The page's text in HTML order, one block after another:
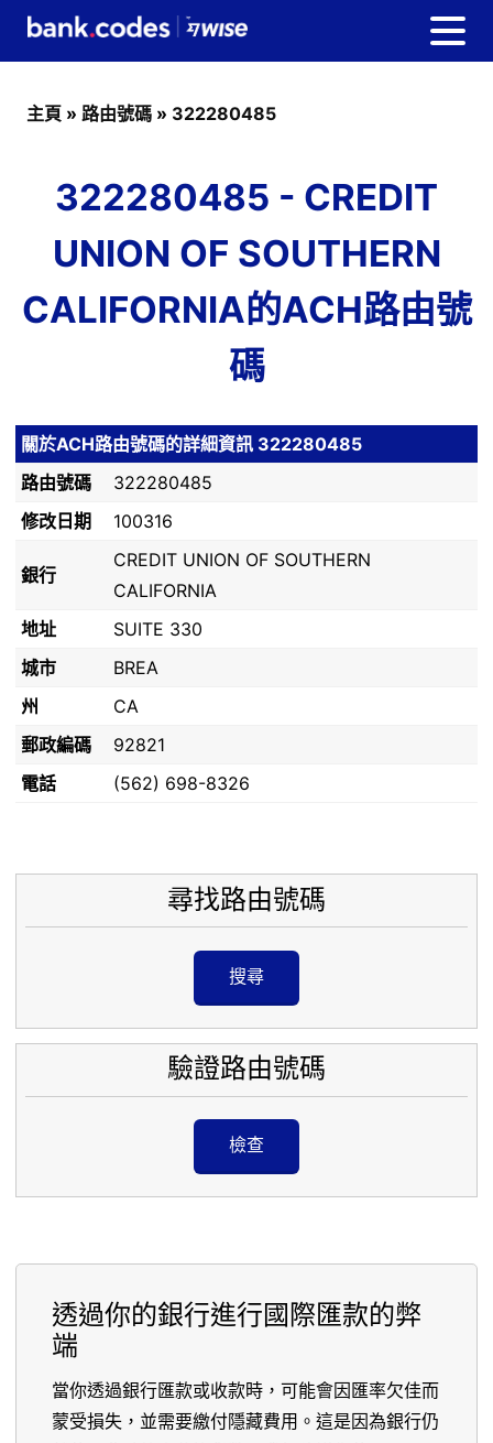
主頁 » 路由號碼 » 322280485
322280485 - CREDIT
UNION OF SOUTHERN
CALIFORNIA的ACH路由號
碼
關於ACH路由號碼的詳細資訊 322280485
路由號碼
322280485
修改日期
100316
銀行
CREDIT UNION OF SOUTHERN
CALIFORNIA
地址
SUITE 330
城市
BREA
州
CA
郵政編碼
92821
電話
(562) 698-8326
尋找路由號碼
搜尋
驗證路由號碼
檢查
透過你的銀行進行國際匯款的弊
端
當你透過銀行匯款或收款時，可能會因匯率欠佳而
蒙受損失，並需要繳付隱藏費用。這是因為銀行仍